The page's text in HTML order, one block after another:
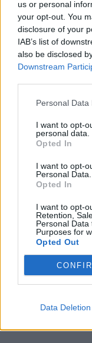
us or personal
your opt-out. You
disclosure of your
IAB’s list of
also be disclosed
Downstream
Personal
I want to opt-
personal data.
Opted In
I want to opt-
Personal Data.
Opted In
I want to opt-
Retention,
Personal
Purposes for
Opted Out
Data Deletion
Paroles +
Commentaires
Voir la
Paroles +
Commentaires